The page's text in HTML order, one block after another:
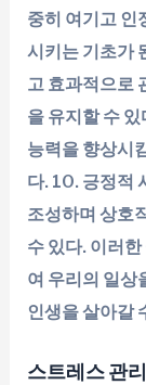
중히 여기고 인
시키는 기초가
고 효과적으로
을 유지할 수
능력을 향상시
다. 10. 긍정적
조성하며 상호
수 있다. 이러
여 우리의 일상
인생을 살아갈
스트레스 관리